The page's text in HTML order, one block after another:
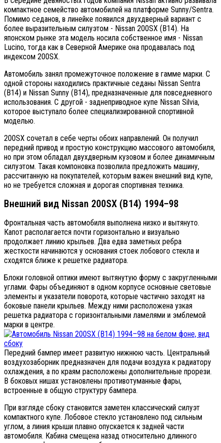
компактное семейство автомобилей на платформе Sunny/Sentra.
Помимо седанов, в линейке появился двухдверный вариант с
более выразительным силуэтом - Nissan 200SX (B14). На
японском рынке эта модель носила собственное имя - Nissan
Lucino, тогда как в Северной Америке она продавалась под
индексом 200SX.
Автомобиль занял промежуточное положение в гамме марки. С
одной стороны находились практичные седаны Nissan Sentra
(B14) и Nissan Sunny (B14), предназначенные для повседневного
использования. С другой - заднеприводное купе Nissan Silvia,
которое выступало более специализированной спортивной
моделью.
200SX сочетал в себе черты обоих направлений. Он получил
передний привод и простую конструкцию массового автомобиля,
но при этом обладал двухдверным кузовом и более динамичным
силуэтом. Такая компоновка позволила предложить машину,
рассчитанную на покупателей, которым важен внешний вид купе,
но не требуется сложная и дорогая спортивная техника.
Внешний вид Nissan 200SX (B14) 1994–98
Фронтальная часть автомобиля выполнена низко и вытянуто.
Капот располагается почти горизонтально и визуально
продолжает линию крыльев. Два едва заметных ребра
жесткости начинаются у основания стоек лобового стекла и
сходятся ближе к решетке радиатора.
Блоки головной оптики имеют вытянутую форму с закругленными
углами. Фары объединяют в одном корпусе основные световые
элементы и указатели поворота, которые частично заходят на
боковые панели крыльев. Между ними расположена узкая
решетка радиатора с горизонтальными ламелями и эмблемой
марки в центре.
Передний бампер имеет развитую нижнюю часть. Центральный
воздухозаборник предназначен для подачи воздуха к радиатору
охлаждения, а по краям расположены дополнительные прорези.
В боковых нишах установлены противотуманные фары,
встроенные в общую структуру бампера.
При взгляде сбоку становится заметен классический силуэт
компактного купе. Лобовое стекло установлено под сильным
углом, а линия крыши плавно опускается к задней части
автомобиля. Кабина смещена назад относительно длинного